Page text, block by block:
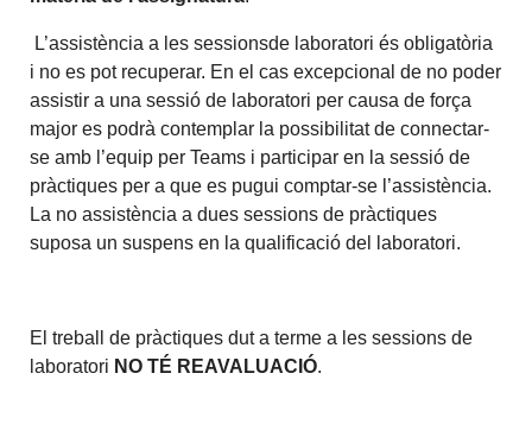
L’assistència a les sessionsde laboratori és obligatòria
i no es pot recuperar. En el cas excepcional de no poder
assistir a una sessió de laboratori per causa de força
major es podrà contemplar la possibilitat de connectar-
se amb l’equip per Teams i participar en la sessió de
pràctiques per a que es pugui comptar-se l’assistència.
La no assistència a dues sessions de pràctiques
suposa un suspens en la qualificació del laboratori.
El treball de pràctiques dut a terme a les sessions de
laboratori NO TÉ REAVALUACIÓ.